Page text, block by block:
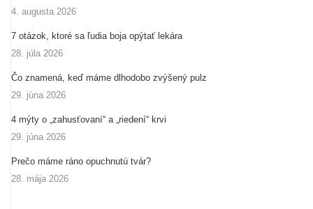
4. augusta 2026
7 otázok, ktoré sa ľudia boja opýtať lekára
28. júla 2026
Čo znamená, keď máme dlhodobo zvýšený pulz
29. júna 2026
4 mýty o „zahusťovaní“ a „riedení“ krvi
29. júna 2026
Prečo máme ráno opuchnutú tvár?
28. mája 2026